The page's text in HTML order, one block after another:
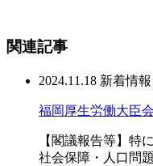
関連記事
2024.11.18 新着情報
福岡厚生労働大臣
【閣議報告等】特
社会保障・人口問